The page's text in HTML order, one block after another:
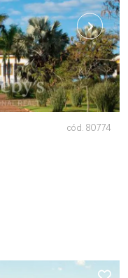
cód. 80774